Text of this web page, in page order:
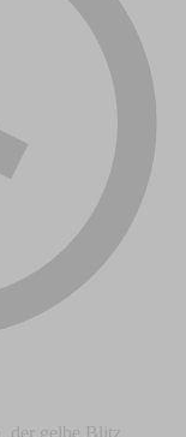
der gelbe Blitz